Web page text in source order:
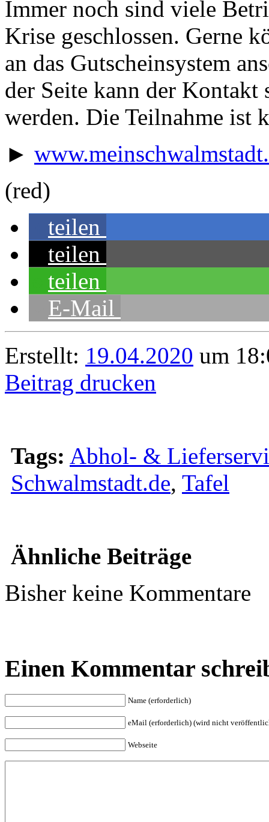
Immer noch sind viele
Krise geschlossen. Gerne
an das Gutscheinsystem
der Seite kann der Kontakt
werden. Die Teilnahme ist
►
(red)
teilen
teilen
teilen
E-Mail
Erstellt: 19.04.2020 um
Beitrag drucken
Tags: Abhol- &
Schwalmstadt.de, Tafel
Ähnliche Beiträge
Bisher keine Kommentare
Einen Kommentar
Name (erforderlich)
eMail (erforderlich) (wird nicht
Webseite